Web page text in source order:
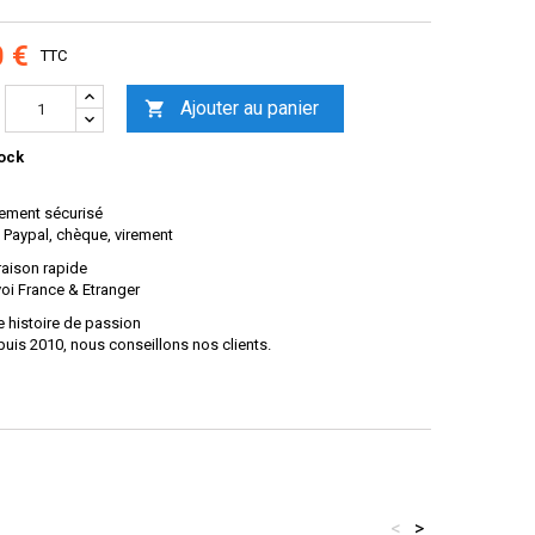
€ TTC
 Ajouter au panier
sécurisé
Paypal, chèque, virement
rapide
France & Etranger
histoire de passion
2010, nous conseillons nos clients.
>
<